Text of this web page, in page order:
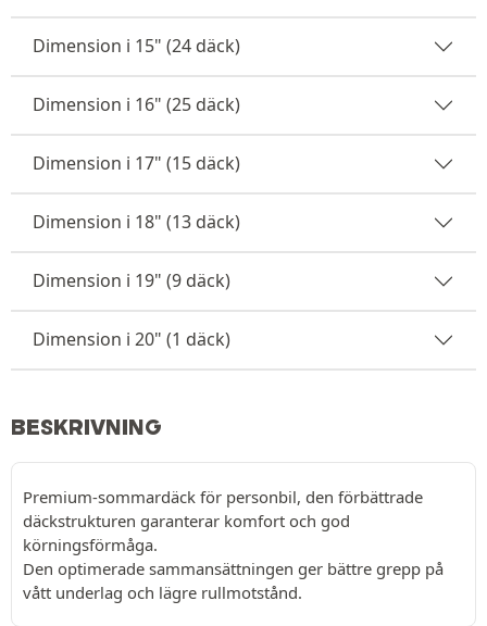
Dimension i 15" (24 däck)
Dimension i 16" (25 däck)
Dimension i 17" (15 däck)
Dimension i 18" (13 däck)
Dimension i 19" (9 däck)
Dimension i 20" (1 däck)
BESKRIVNING
Premium-sommardäck för personbil, den förbättrade
däckstrukturen garanterar komfort och god
körningsförmåga.
Den optimerade sammansättningen ger bättre grepp på
vått underlag och lägre rullmotstånd.